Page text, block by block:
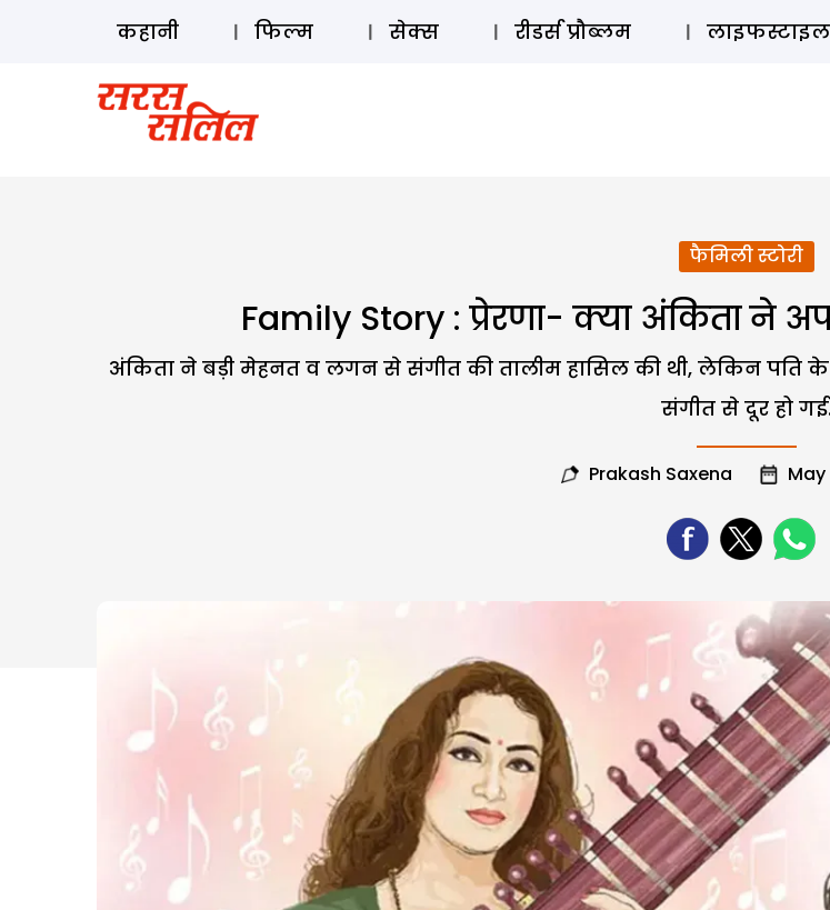
कहानी फिल्म सेक्स रीडर्स प्रौब्लम लाइफस्टाइल
फैमिली स्टोरी
Family Story : प्रेरणा- क्या अंकिता ने
अंकिता ने बड़ी मेहनत व लगन से संगीत की तालीम हासिल की थी, लेकिन पति
संगीत से दूर हो गई.
Prakash Saxena May